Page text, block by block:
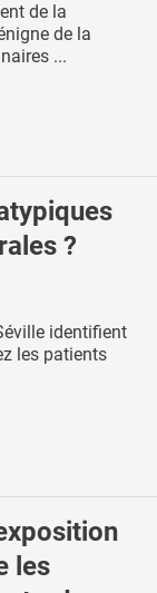
de la
de la
...
?
identifient
les patients
les